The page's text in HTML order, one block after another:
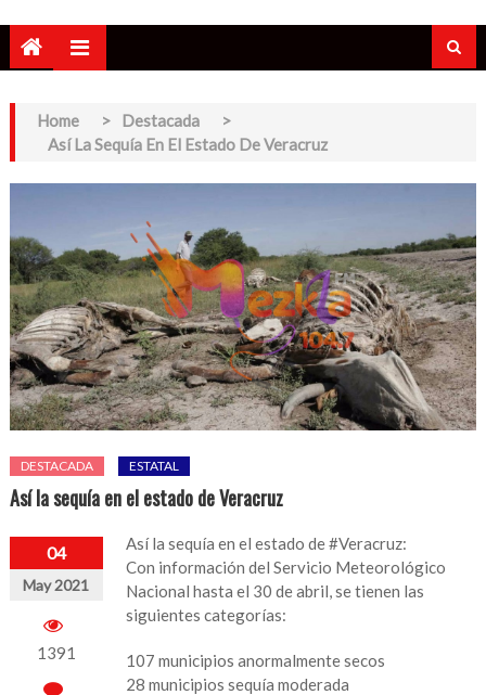
Home > Destacada
>
Así La Sequía En El Estado De Veracruz
DESTACADA ESTATAL
Así la sequía en el estado de Veracruz
04
May 2021
1391
Así la sequía en el estado de #Veracruz:
Con información del Servicio Meteorológico
Nacional hasta el 30 de abril, se tienen las
siguientes categorías:
107 municipios anormalmente secos
28 municipios sequía moderada